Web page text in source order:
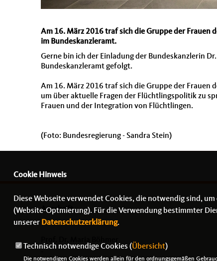
Am 16. März 2016 traf sich die Gruppe der Frauen
im Bundeskanzleramt.
Gerne bin ich der Einladung der Bundeskanzlerin
Bundeskanzleramt gefolgt.
Am 16. März 2016 traf sich die Gruppe der Frauen
um über aktuelle Fragen der Flüchtlingspolitik zu
Frauen und der Integration von Flüchtlingen.
(Foto: Bundesregierung - Sandra Stein)
Anschrift
Cookie Hinweis
Diese Webseite verwendet Cookies, die notwendig sind,
(Website-Optmierung). Für die Verwendung bestimmter
unserer Datenschutzerklärung.
Technisch notwendige Cookies (Übersicht)
Die notwendigen Cookies werden allein für den ordnungsgemäßen